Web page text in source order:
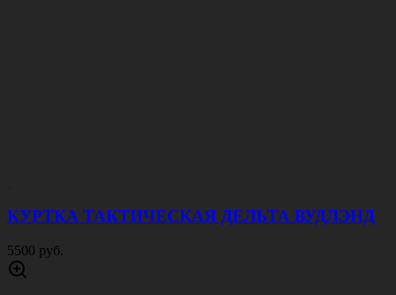
КУРТКА ТАКТИЧЕСКАЯ ДЕЛЬТА ВУДЛЭНД
5500 руб.